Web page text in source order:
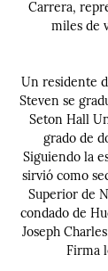
Carrera,
miles de
Un residente
Steven se
Seton Hall
grado de
Siguiendo la
sirvió como
Superior de
condado de
Joseph
Firma